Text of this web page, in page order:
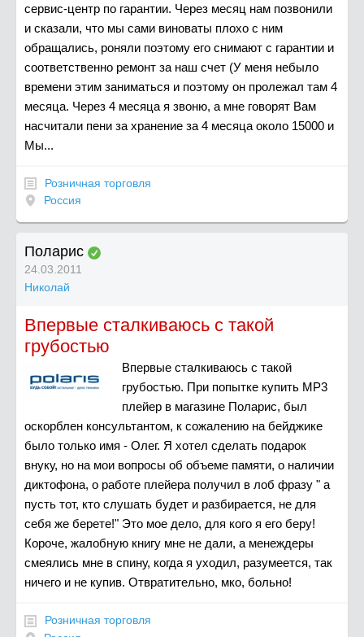
сервис-центр по гарантии. Через месяц нам позвонили
и сказали, что мы сами виноваты плохо с ним
обращались, роняли поэтому его снимают с гарантии и
соответственно ремонт за наш счет (У меня небыло
времени этим заниматься и поэтому он пролежал там 4
месяца. Через 4 месяца я звоню, а мне говорят Вам
насчитали пени за хранение за 4 месяца около 15000 и
Мы...
Розничная торговля
Россия
Поларис
24.03.2011
Николай
Впервые сталкиваюсь с такой
грубостью
Впервые сталкиваюсь с такой
грубостью. При попытке купить MP3
плейер в магазине Поларис, был
оскорблен консультантом, к сожалению на бейджике
было только имя - Олег. Я хотел сделать подарок
внуку, но на мои вопросы об объеме памяти, о наличии
диктофона, о работе плейера получил в лоб фразу " а
пусть тот, кто слушать будет и разбирается, не для
себя же берете!" Это мое дело, для кого я его беру!
Короче, жалобную книгу мне не дали, а менеждеры
смеялись мне в спину, когда я уходил, разумеется, так
ничего и не купив. Отвратительно, мко, больно!
Розничная торговля